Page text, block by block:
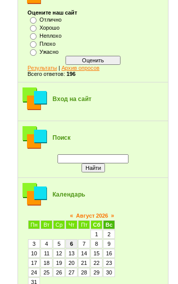
Оцените наш сайт
Отлично
Хорошо
Неплохо
Плохо
Ужасно
Результаты | Архив опросов
Всего ответов: 196
Вход на сайт
Поиск
Календарь
« Август 2026 »
Пн
Вт Ср Чт Пт Сб
Вс
1
2
3
4 5 6 7 8
9
10
11 12 13 14 15
16
17
18 19 20 21 22
23
24
25 26 27 28 29
30
31